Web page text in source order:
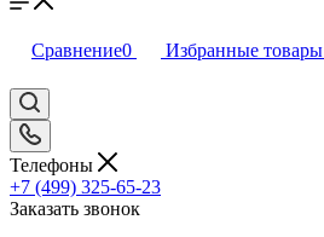
Сравнение0 Избранные товары
Телефоны
+7 (499) 325-65-23
Заказать звонок